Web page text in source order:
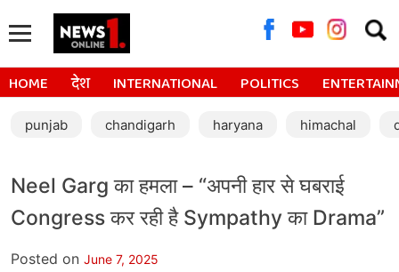
for:
HOME देश INTERNATIONAL POLITICS
punjab chandigarh haryana himachal
Neel Garg का हमला – “अपनी हार से घबराई
Congress कर रही है Sympathy का Drama”
Posted on June 7, 2025